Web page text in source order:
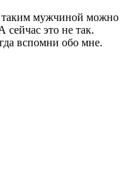
таким мужчиной можно
сейчас это не так.
вспомни обо мне.